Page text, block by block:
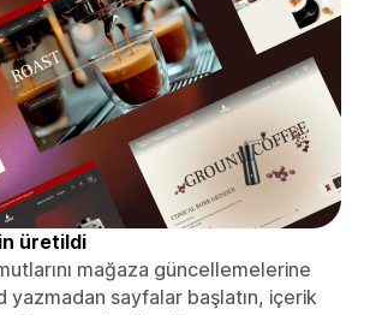
üretildi
mağaza güncellemelerine
yazmadan sayfalar başlatın, içerik